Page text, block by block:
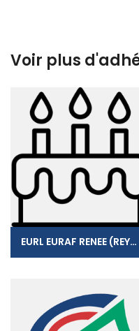
Voir plus
EURL EURAF RENEE (REYNAUD)